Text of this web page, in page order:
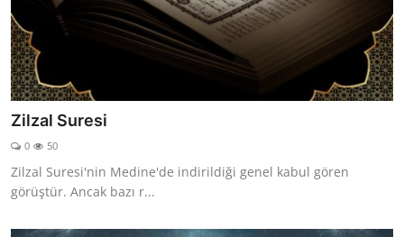
Zilzal Suresi
0 50
Zilzal Suresi'nin Medine'de indirildiği genel kabul gören
görüştür. Ancak bazı r...